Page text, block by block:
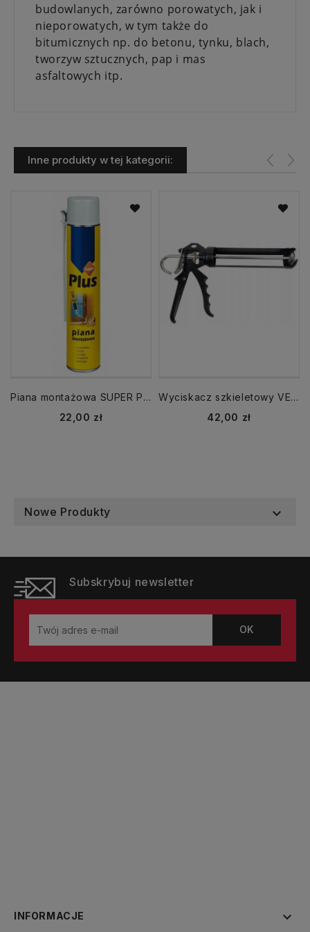
budowlanych, zarówno porowatych, jak i
nieporowatych, w tym także do
bitumicznych np. do betonu, tynku, blach,
tworzyw sztucznych, pap i mas
asfaltowych itp.
Inne produkty w tej kategorii:
Piana montażowa SUPER PLUS 750 ml
Cena
22,00 zł
Wyciskacz szkieletowy VECTOR do kartuszy TYTAN PROFESSIONAL
Cena
42,00 zł
Nowe Produkty 
Subskrybuj newsletter
INFORMACJE 